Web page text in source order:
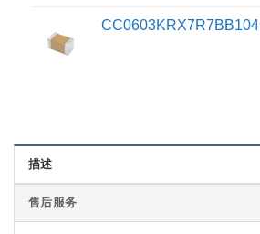
CC0603KRX7R7BB104
描述
售后服务